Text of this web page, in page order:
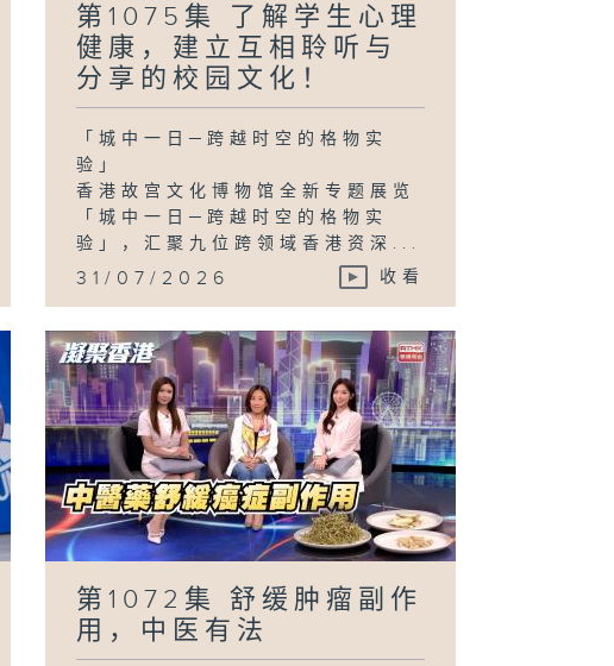
第1075集 了解学生心理
健康，建立互相聆听与
分享的校园文化！
「城中一日─跨越时空的格物实
验」
香港故宫文化博物馆全新专题展览
「城中一日─跨越时空的格物实
验」，汇聚九位跨领域香港资深...
31/07/2026 收看
第1072集 舒缓肿瘤副作
用，中医有法